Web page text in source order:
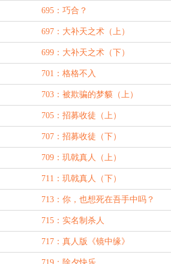
695：巧合？
697：大补天之术（上）
699：大补天之术（下）
701：格格不入
703：被欺骗的梦貘（上）
705：招募收徒（上）
707：招募收徒（下）
709：玑戟真人（上）
711：玑戟真人（下）
713：你，也想死在吾手中吗？
715：实名制杀人
717：真人版《镜中缘》